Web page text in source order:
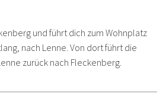
und führt dich zum Wohnplatz
nach Lenne. Von dort führt die
zurück nach Fleckenberg.